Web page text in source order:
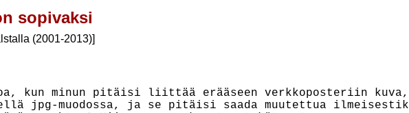
sopivaksi
(2001-2013)]
kun minun pitäisi liittää erääseen verkkoposteriin kuva,
jpg-muodossa, ja se pitäisi saada muutettua